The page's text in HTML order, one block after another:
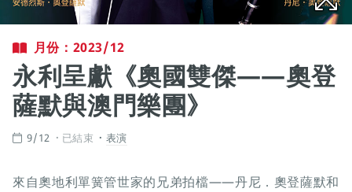
月份：2023/12
永利呈獻《奧國雙傑——奧登
薩默與澳門樂團》
9/12 已結束 表演
來自奧地利單簧管世家的兄弟拍檔——丹尼．奧登薩默和